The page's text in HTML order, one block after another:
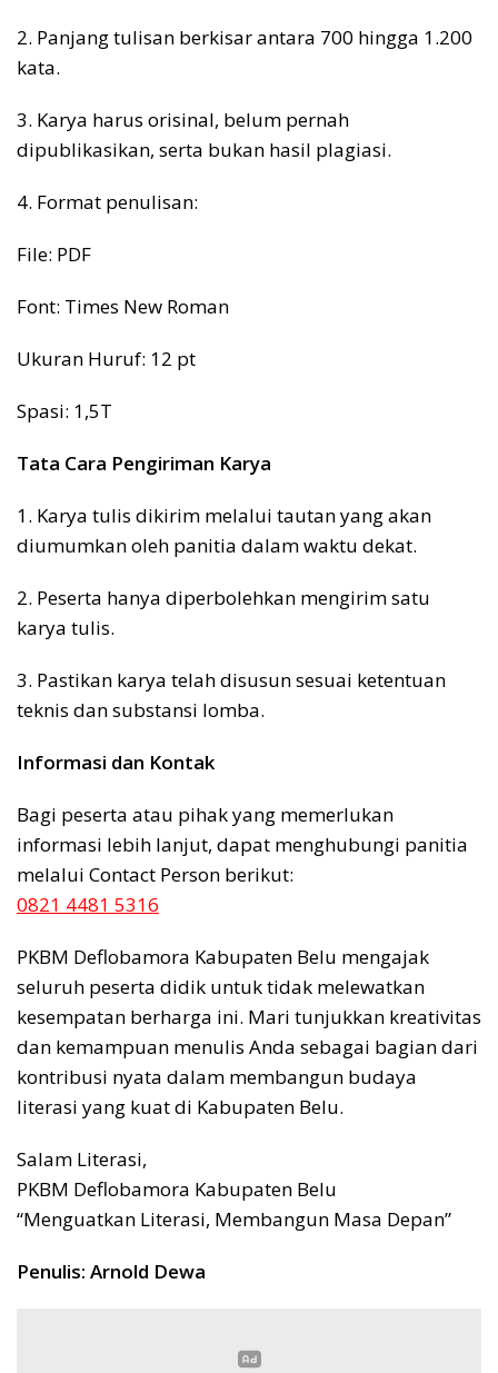
2. Panjang tulisan berkisar antara 700 hingga 1.200
kata.
3. Karya harus orisinal, belum pernah
dipublikasikan, serta bukan hasil plagiasi.
4. Format penulisan:
File: PDF
Font: Times New Roman
Ukuran Huruf: 12 pt
Spasi: 1,5T
Tata Cara Pengiriman Karya
1. Karya tulis dikirim melalui tautan yang akan
diumumkan oleh panitia dalam waktu dekat.
2. Peserta hanya diperbolehkan mengirim satu
karya tulis.
3. Pastikan karya telah disusun sesuai ketentuan
teknis dan substansi lomba.
Informasi dan Kontak
Bagi peserta atau pihak yang memerlukan
informasi lebih lanjut, dapat menghubungi panitia
melalui Contact Person berikut:
0821 4481 5316
PKBM Deflobamora Kabupaten Belu mengajak
seluruh peserta didik untuk tidak melewatkan
kesempatan berharga ini. Mari tunjukkan kreativitas
dan kemampuan menulis Anda sebagai bagian dari
kontribusi nyata dalam membangun budaya
literasi yang kuat di Kabupaten Belu.
Salam Literasi,
PKBM Deflobamora Kabupaten Belu
“Menguatkan Literasi, Membangun Masa Depan”
Penulis: Arnold Dewa